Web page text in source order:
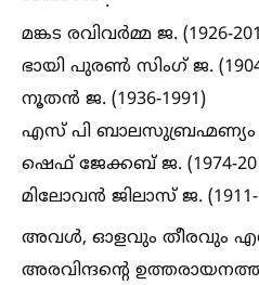
മങ്കട രവിവർമ്മ ജ. (1926-
ഭായി പുരണ്‍ സിംഗ് ജ.
നൂതൻ ജ. (1936-1991)
എസ് പി ബാലസുബ്രഹ്മണ്യം
ഷെഫ് ജേക്കബ് ജ. (1974-
മിലോവൻ ജിലാസ് ജ. (1911-
അവള്‍, ഓളവും തീരവും
അരവിന്ദന്റെ